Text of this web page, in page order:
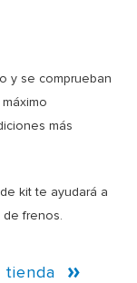
y se comprueban
más
kit te ayudará a
de frenos.
tienda